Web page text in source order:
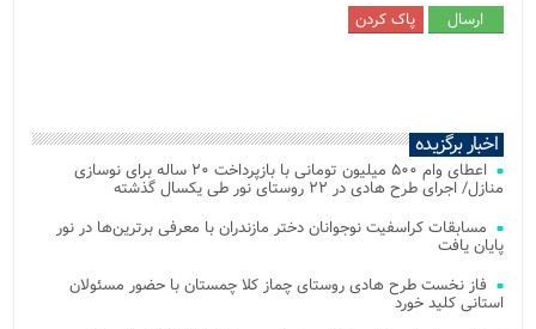
اخبار برگزیده
اعطای وام ۵۰۰ میلیون تومانی با بازپرداخت ۲۰ ساله برای نوسازی
منازل/ اجرای طرح هادی در ۲۲ روستای نور طی یکسال گذشته
مسابقات کراسفیت نوجوانان دختر مازندران با معرفی برترین‌ها در نور
پایان یافت
فاز نخست طرح هادی روستای چماز کلا چمستان با حضور مسئولان
استانی کلید خورد